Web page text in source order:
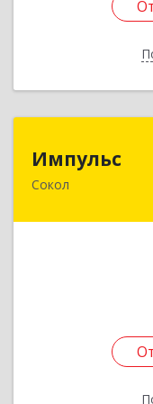
Импульс
Сокол